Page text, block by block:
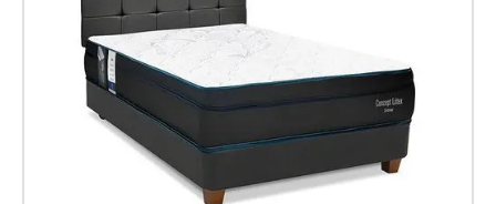
fiamma
antares